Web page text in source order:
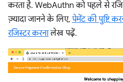
करता है. WebAuthn को पहले से
ज़्यादा जानने के लिए, पेमेंट की पुष्टि
रजिस्टर करनालेख पढ़ें.